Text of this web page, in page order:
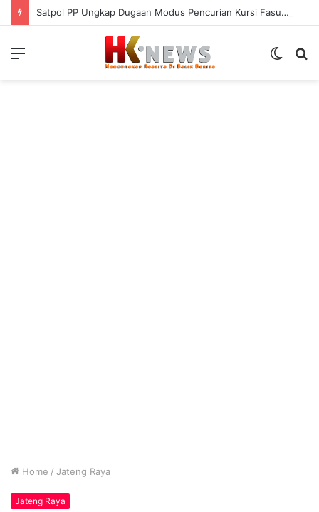
Satpol PP Ungkap Dugaan Modus Pencurian Kursi Fasum Pemkot Surabaya Pakai Ambulans
Menu
Switch
Home / Jateng Raya
Jateng Raya